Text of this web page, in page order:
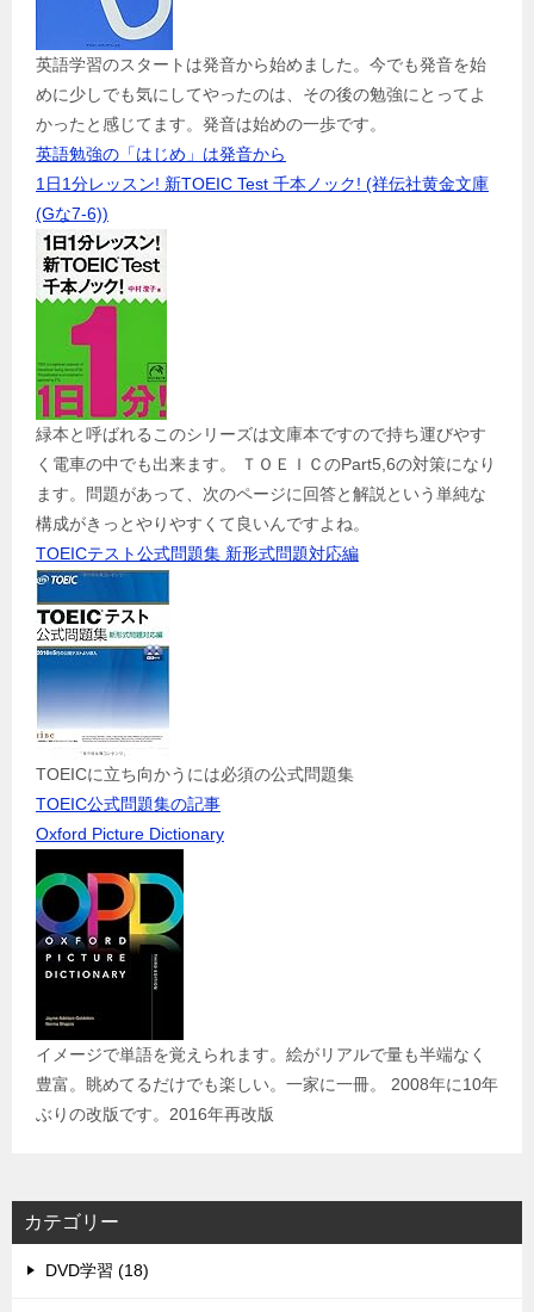
英語学習のスタートは発音から始めました。今でも発音を始
めに少しでも気にしてやったのは、その後の勉強にとってよ
かったと感じてます。発音は始めの一歩です。
英語勉強の「はじめ」は発音から
1日1分レッスン! 新TOEIC Test 千本ノック! (祥伝社黄金文庫
(Gな7-6))
緑本と呼ばれるこのシリーズは文庫本ですので持ち運びやす
く電車の中でも出来ます。 ＴＯＥＩＣのPart5,6の対策になり
ます。問題があって、次のページに回答と解説という単純な
構成がきっとやりやすくて良いんですよね。
TOEICテスト公式問題集 新形式問題対応編
TOEICに立ち向かうには必須の公式問題集
TOEIC公式問題集の記事
Oxford Picture Dictionary
イメージで単語を覚えられます。絵がリアルで量も半端なく
豊富。眺めてるだけでも楽しい。一家に一冊。 2008年に10年
ぶりの改版です。2016年再改版
カテゴリー
DVD学習 (18)